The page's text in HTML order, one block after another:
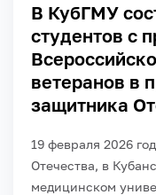
В КубГМУ
студентов с
ветеранов в
защитника
19 февраля 2026
Отечества, в
медицинском